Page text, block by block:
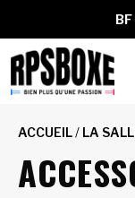
ACCUEIL/ LA